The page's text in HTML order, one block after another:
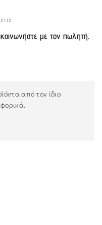
με τον πωλητή.
από τον ίδιο